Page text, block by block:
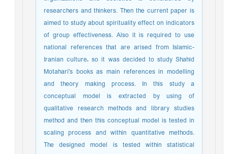
researchers and thinkers. Then the current paper is
aimed to study about spirituality effect on indicators
of group effectiveness. Also it is required to use
national references that are arised from Islamic-
Iranian culture، so it was decided to study Shahid
Motahari's books as main references in modelling
and theory making process. In this study a
conceptual model is extracted by using of
qualitative research methods and library studies
method and then this conceptual model is tested in
scaling process and within quantitative methods.
The designed model is tested within statistical